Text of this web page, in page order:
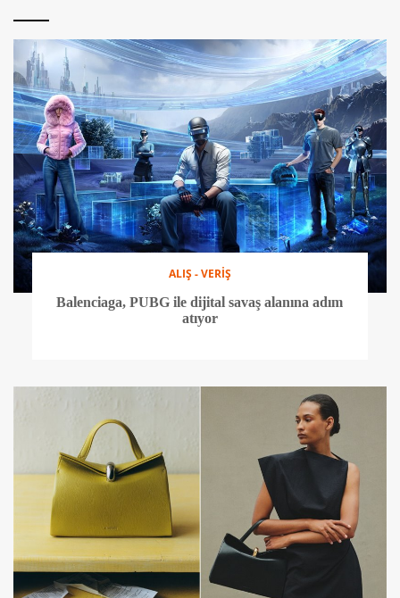
ALIŞ - VERİŞ
Balenciaga, PUBG ile dijital savaş alanına adım
atıyor